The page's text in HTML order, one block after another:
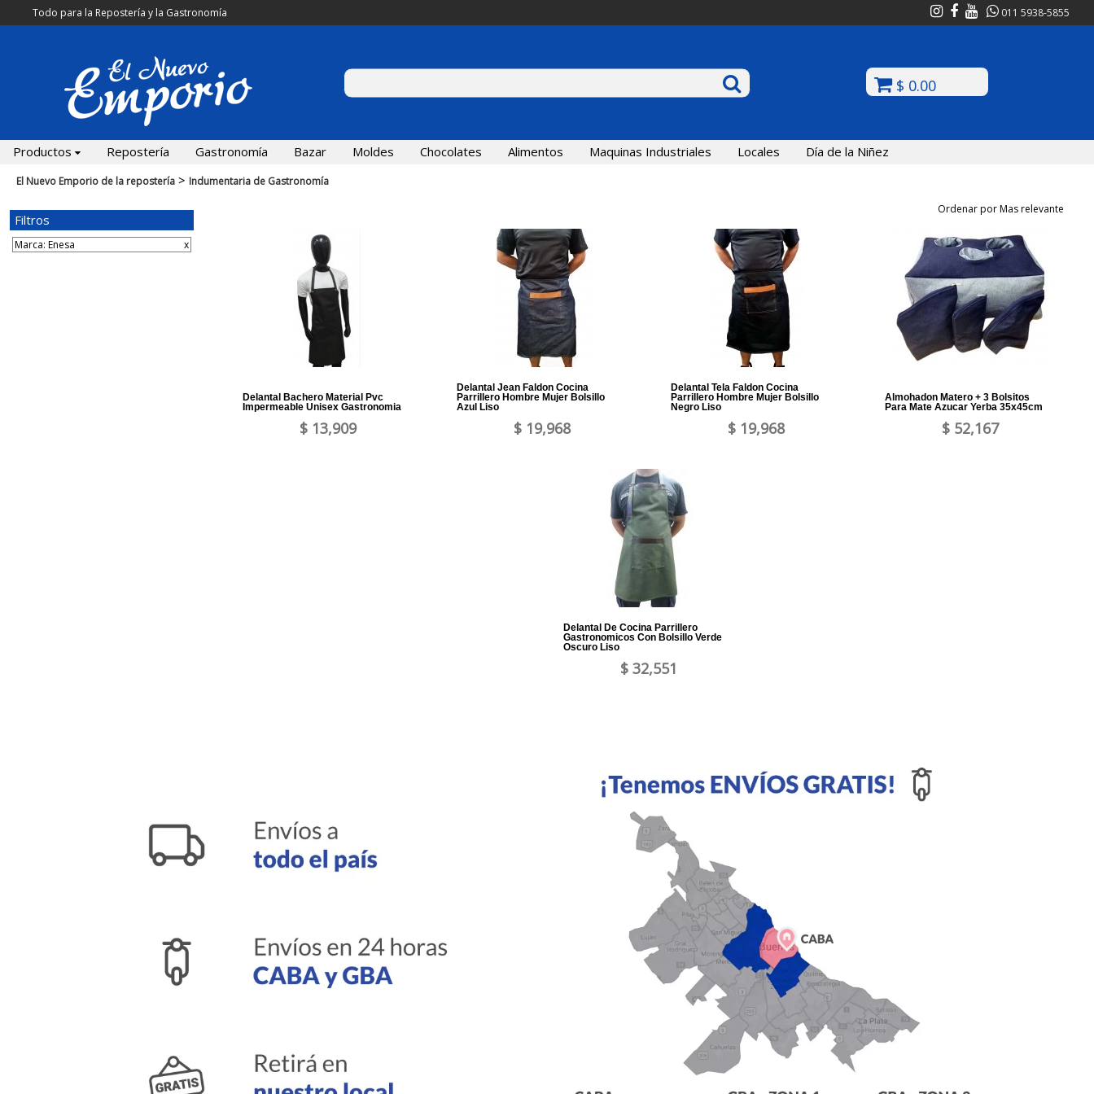
Todo para la Repostería y la Gastronomía 011 5938-5855
$ 0.00
Productos Repostería Gastronomía Bazar Moldes Chocolates Alimentos Maquinas Industriales Locales Día de la Niñez
El Nuevo Emporio de la repostería > Indumentaria de Gastronomía
Filtros
Marca: Enesa x
Ordenar por Mas relevante
Delantal Bachero Material Pvc
Impermeable Unisex Gastronomia
$ 13,909
Delantal Jean Faldon Cocina
Parrillero Hombre Mujer Bolsillo
Azul Liso
$ 19,968
Delantal Tela Faldon Cocina
Parrillero Hombre Mujer Bolsillo
Negro Liso
$ 19,968
Almohadon Matero + 3 Bolsitos
Para Mate Azucar Yerba 35x45cm
$ 52,167
Delantal De Cocina Parrillero
Gastronomicos Con Bolsillo Verde
Oscuro Liso
$ 32,551